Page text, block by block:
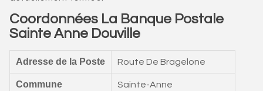
Coordonnées La Banque Postale
Sainte Anne Douville
Adresse de la Poste Route De Bragelone
Commune Sainte-Anne